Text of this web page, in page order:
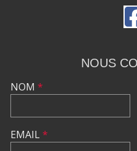
NOUS
NOM *
EMAIL*